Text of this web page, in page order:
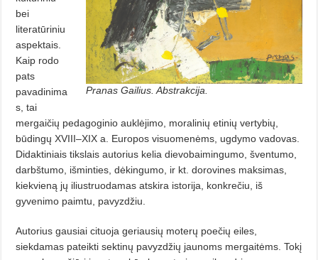
Pranas Gailius. Abstrakcija.
bei
literatūriniu
aspektais.
Kaip rodo
pats
pavadinima
s, tai
mergaičių pedagoginio auklėjimo, moralinių etinių vertybių,
būdingų XVIII–XIX a. Europos visuomenėms, ugdymo vadovas.
Didaktiniais tikslais autorius kelia dievobaimingumo, šventumo,
darbštumo, išminties, dėkingumo, ir kt. dorovines maksimas,
kiekvieną jų iliustruodamas atskira istorija, konkrečiu, iš
gyvenimo paimtu, pavyzdžiu.
Autorius gausiai cituoja geriausių moterų poečių eiles,
siekdamas pateikti sektinų pavyzdžių jaunoms mergaitėms. Tokį